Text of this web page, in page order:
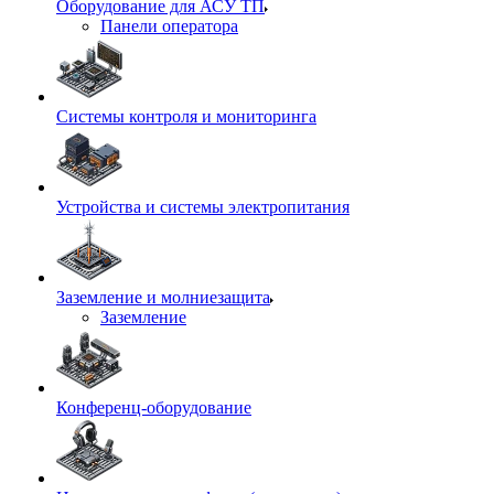
Оборудование для АСУ ТП
Панели оператора
Системы контроля и мониторинга
Устройства и системы электропитания
Заземление и молниезащита
Заземление
Конференц-оборудование